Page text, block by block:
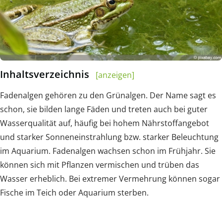
Inhaltsverzeichnis
[anzeigen]
Fadenalgen gehören zu den Grünalgen. Der Name sagt es
schon, sie bilden lange Fäden und treten auch bei guter
Wasserqualität auf, häufig bei hohem Nährstoffangebot
und starker Sonneneinstrahlung bzw. starker Beleuchtung
im Aquarium. Fadenalgen wachsen schon im Frühjahr. Sie
können sich mit Pflanzen vermischen und trüben das
Wasser erheblich. Bei extremer Vermehrung können sogar
Fische im Teich oder Aquarium sterben.